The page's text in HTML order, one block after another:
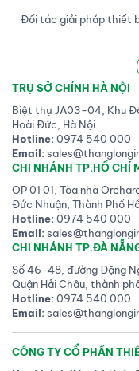
Đối tác giải pháp thiết
TRỤ SỞ CHÍNH HÀ NỘI
Biệt thự JA03-04, Khu
Hoài Đức, Hà Nội
Hotline:0974 540 000
Email:
CHI NHÁNH TP.HỒ CHÍ
OP 01 01, Tòa nhà
Đức Nhuận, Thành Phố
Hotline:0974 540 000
Email:
CHI NHÁNH TP.ĐÀ
Số 46-48, đường Đặng
Quận Hải Châu, thành
Hotline:0974 540 000
Email:
CÔNG TY CỔ PHẦN